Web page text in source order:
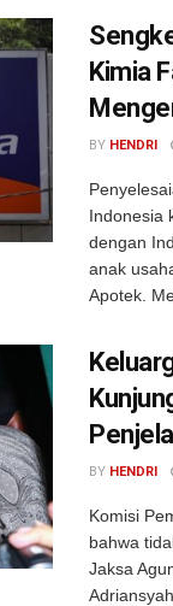
Kimia
BY HENDRI
Indonesia
dengan
anak
Apotek.
BY HENDRI
Komisi
bahwa
Jaksa